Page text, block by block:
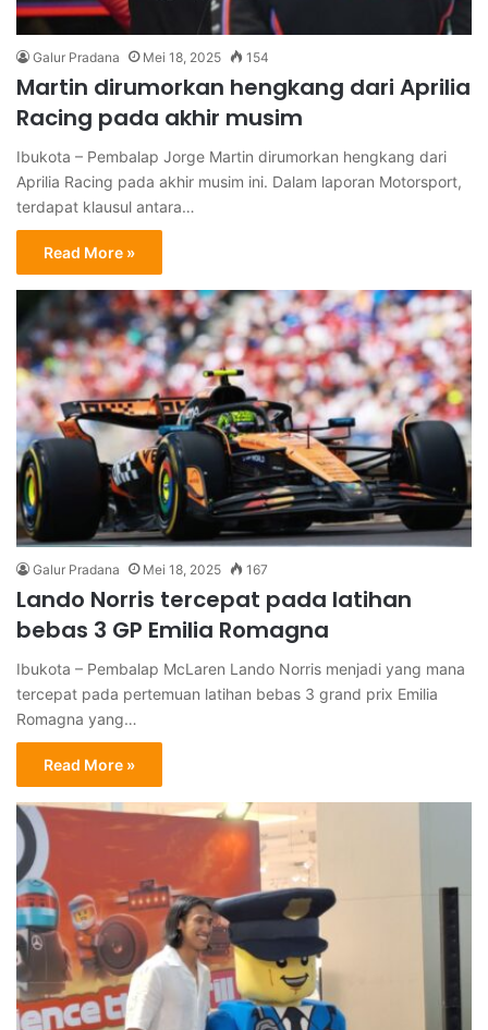
Galur Pradana Mei 18, 2025 154
Martin dirumorkan hengkang dari Aprilia
Racing pada akhir musim
Ibukota – Pembalap Jorge Martin dirumorkan hengkang dari
Aprilia Racing pada akhir musim ini. Dalam laporan Motorsport,
terdapat klausul antara…
Read More »
Galur Pradana Mei 18, 2025 167
Lando Norris tercepat pada latihan
bebas 3 GP Emilia Romagna
Ibukota – Pembalap McLaren Lando Norris menjadi yang mana
tercepat pada pertemuan latihan bebas 3 grand prix Emilia
Romagna yang…
Read More »